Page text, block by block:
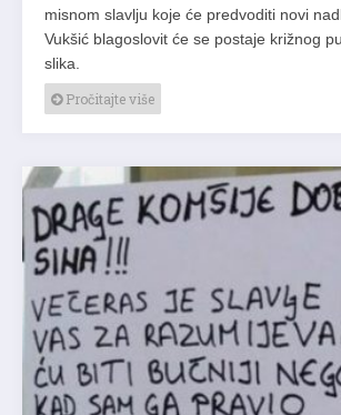
misnom slavlju koje će predvoditi novi
Vukšić blagoslovit će se postaje križnog
slika.
Pročitajte više